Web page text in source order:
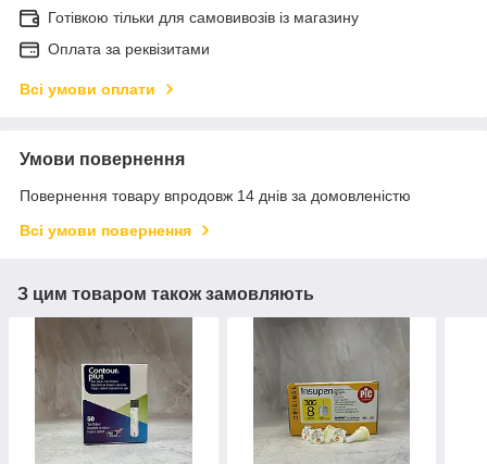
Готівкою тільки для самовивозів із магазину
Оплата за реквізитами
Всі умови оплати
Умови повернення
Повернення товару впродовж 14 днів за домовленістю
Всі умови повернення
З цим товаром також замовляють